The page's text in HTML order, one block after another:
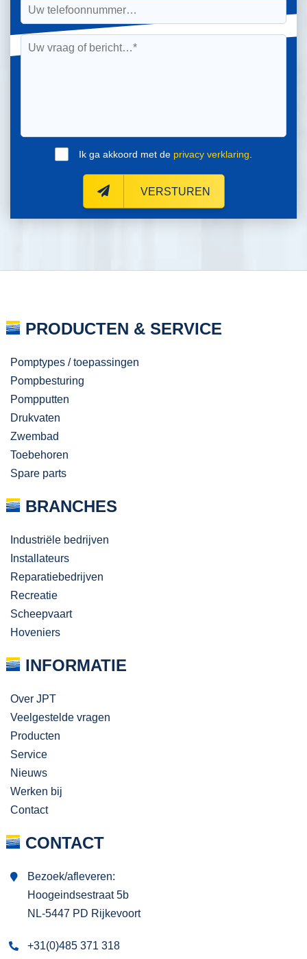
Ik ga akkoord met de privacy verklaring
VERSTUREN
PRODUCTEN & SERVICE
Pomptypes / toepassingen
Pompbesturing
Pompputten
Drukvaten
Zwembad
Toebehoren
Spare parts
BRANCHES
Industriële bedrijven
Installateurs
Reparatiebedrijven
Recreatie
Scheepvaart
Hoveniers
INFORMATIE
Over JPT
Veelgestelde vragen
Producten
Service
Nieuws
Werken bij
Contact
CONTACT
Bezoek/afleveren:
Hoogeindsestraat 5b
NL-5447 PD Rijkevoort
+31(0)485 371 318